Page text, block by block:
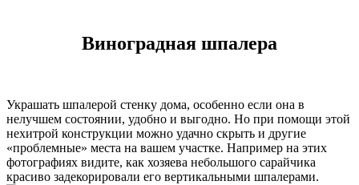
Виноградная шпалера
Украшать шпалерой стенку дома, особенно если она в
нелучшем состоянии, удобно и выгодно. Но при помощи этой
нехитрой конструкции можно удачно скрыть и другие
«проблемные» места на вашем участке. Например на этих
фотографиях видите, как хозяева небольшого сарайчика
красиво задекорировали его вертикальными шпалерами.